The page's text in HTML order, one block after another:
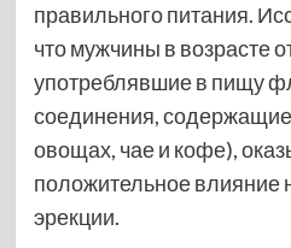
правильного питания.
что мужчины в возрасте
употреблявшие в пищу
соединения,
овощах, чае и кофе),
положительное влияние
эрекции.